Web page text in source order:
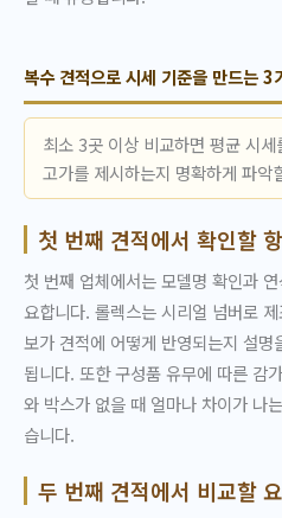
복수 견적으로 시세 기준을 만드는 3
최소 3곳 이상 비교하면 평균 시
고가를 제시하는지 명확하게 파악
첫 번째 견적에서 확인할
첫 번째 업체에서는 모델명 확인과
요합니다. 롤렉스는 시리얼 넘버로
보가 견적에 어떻게 반영되는지 설
됩니다. 또한 구성품 유무에 따른 감
와 박스가 없을 때 얼마나 차이가 나
습니다.
두 번째 견적에서 비교할